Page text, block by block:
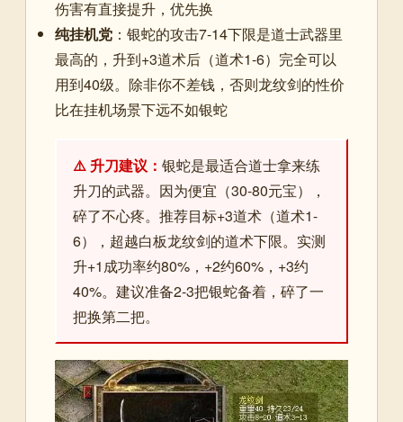
伤害有直接提升，优先换
纯挂机党 ：银蛇的攻击7-14下限是道士武器里
最高的，升到+3道术后（道术1-6）完全可以
用到40级。除非你不差钱，否则龙纹剑的性价
比在挂机场景下远不如银蛇
⚠️ 升刀建议： 银蛇是最适合道士拿来练
升刀的武器。因为便宜（30-80元宝），
碎了不心疼。推荐目标+3道术（道术1-
6），超越白板龙纹剑的道术下限。实测
升+1成功率约80%，+2约60%，+3约
40%。建议准备2-3把银蛇备着，碎了一
把换第二把。